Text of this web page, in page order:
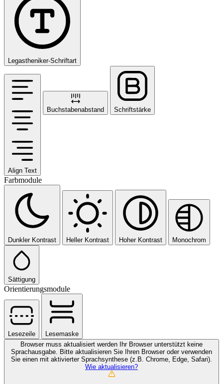
Legastheniker-Schriftart
Align Text
Buchstabenabstand Schriftstärke
Farbmodule
Dunkler Kontrast Heller Kontrast Hoher Kontrast Monochrom
Sättigung
Orientierungsmodule
Lesezeile
Lesemaske
Browser muss aktualisiert werden
Ihr Browser unterstützt keine
Sprachausgabe. Bitte aktualisieren Sie Ihren Browser oder verwenden
Sie einen mit aktivierter Sprachsynthese (z.B. Chrome, Edge, Safari).
Wie aktualisieren?